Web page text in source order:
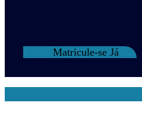
Matricule-se Já